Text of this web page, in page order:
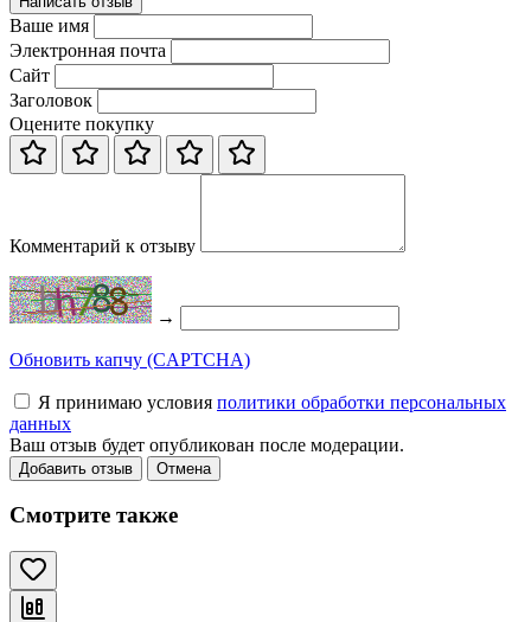
Ваше имя
Электронная почта
Сайт
Заголовок
Оцените покупку
Комментарий к отзыву
→
Обновить капчу (CAPTCHA)
Я принимаю условия политики обработки персональных
данных
Ваш отзыв будет опубликован после модерации.
Добавить отзыв Отмена
Смотрите также